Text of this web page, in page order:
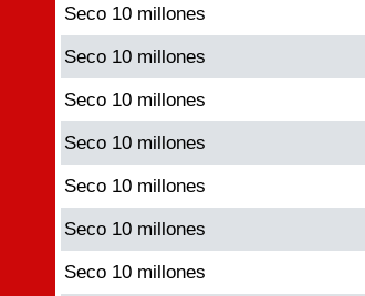
Seco 10 millones
Seco 10 millones
Seco 10 millones
Seco 10 millones
Seco 10 millones
Seco 10 millones
Seco 10 millones